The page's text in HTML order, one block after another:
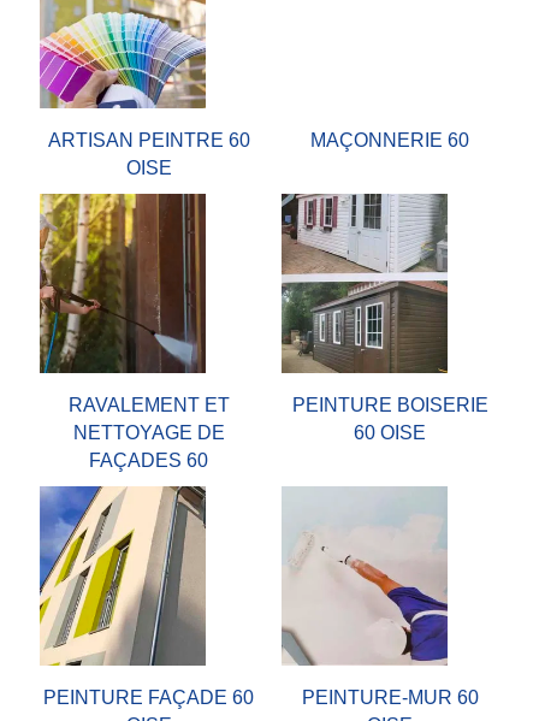
ARTISAN PEINTRE 60
OISE
MAÇONNERIE 60
RAVALEMENT ET
NETTOYAGE DE
FAÇADES 60
PEINTURE BOISERIE
60 OISE
PEINTURE FAÇADE 60
PEINTURE-MUR 60